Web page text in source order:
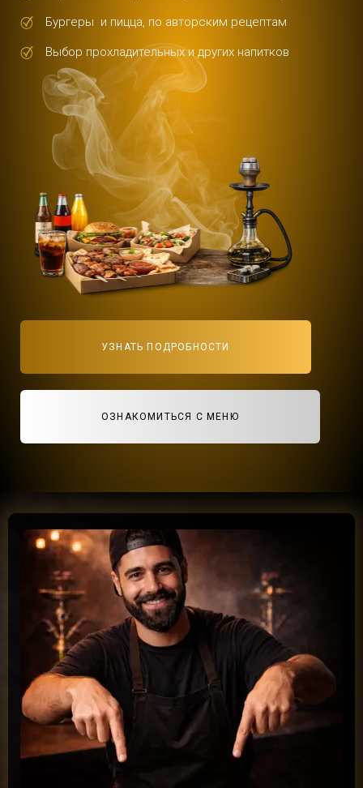
Бургеры и пицца, по авторским рецептам
Выбор прохладительных и других напитков
УЗНАТЬ ПОДРОБНОСТИ
ОЗНАКОМИТЬСЯ С МЕНЮ